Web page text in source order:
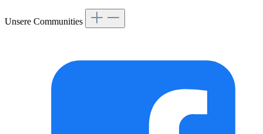
Unsere Communities